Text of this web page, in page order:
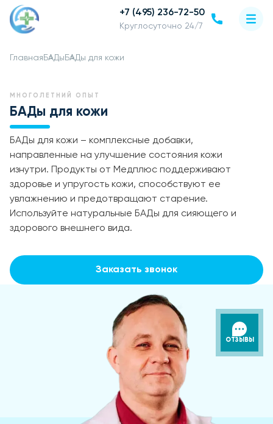
+7 (495) 236-72-50
Круглосуточно 24/7
Главная БАДы БАДы для кожи
МНОГОЛЕТНИЙ ОПЫТ
БАДы для кожи
БАДы для кожи – комплексные добавки,
направленные на улучшение состояния кожи
изнутри. Продукты от Медплюс поддерживают
здоровье и упругость кожи, способствуют ее
увлажнению и предотвращают старение.
Используйте натуральные БАДы для сияющего и
здорового внешнего вида.
Заказать звонок
ОТЗЫВЫ